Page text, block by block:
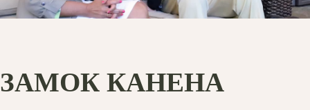
ЗАМОК КАНЕНА